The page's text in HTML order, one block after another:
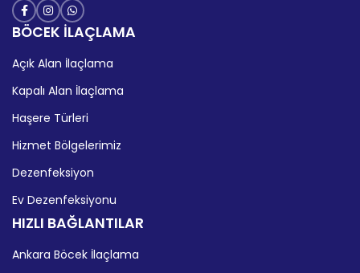
BÖCEK İLAÇLAMA
Açık Alan İlaçlama
Kapalı Alan İlaçlama
Haşere Türleri
Hizmet Bölgelerimiz
Dezenfeksiyon
Ev Dezenfeksiyonu
HIZLI BAĞLANTILAR
Ankara Böcek İlaçlama